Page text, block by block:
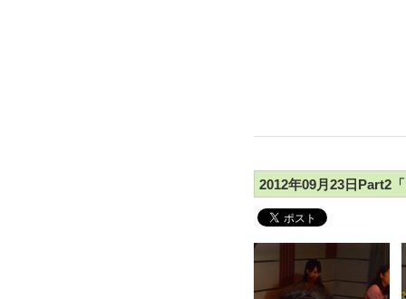
2012年09月23日Part2